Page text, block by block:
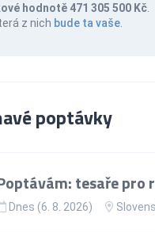
hodnotě 471 305 500 Kč
z nich bude ta vaše.
poptávky
tesaře pro
Dnes (6. 8. 2026)